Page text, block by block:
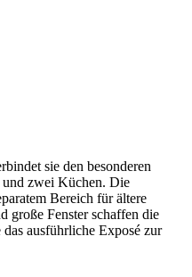
sie den besonderen
und zwei Küchen. Die
Bereich für ältere
große Fenster schaffen die
ausführliche Exposé zur